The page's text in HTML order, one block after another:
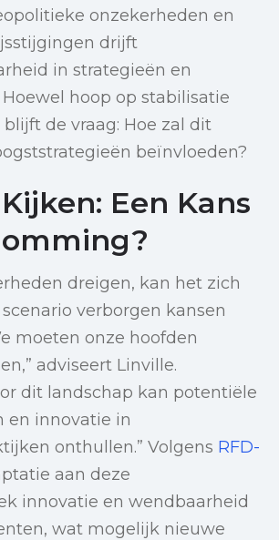
onzekerheden en
drijft
in strategieën en
hoop op stabilisatie
de vraag: Hoe zal dit
beïnvloeden?
Een Kans
dreigen, kan het zich
verborgen kansen
moeten onze hoofden
adviseert Linville.
dit landschap kan potentiële
en innovatie in
onthullen.” Volgens RFD-
aan deze
innovatie en wendbaarheid
wat mogelijk nieuwe